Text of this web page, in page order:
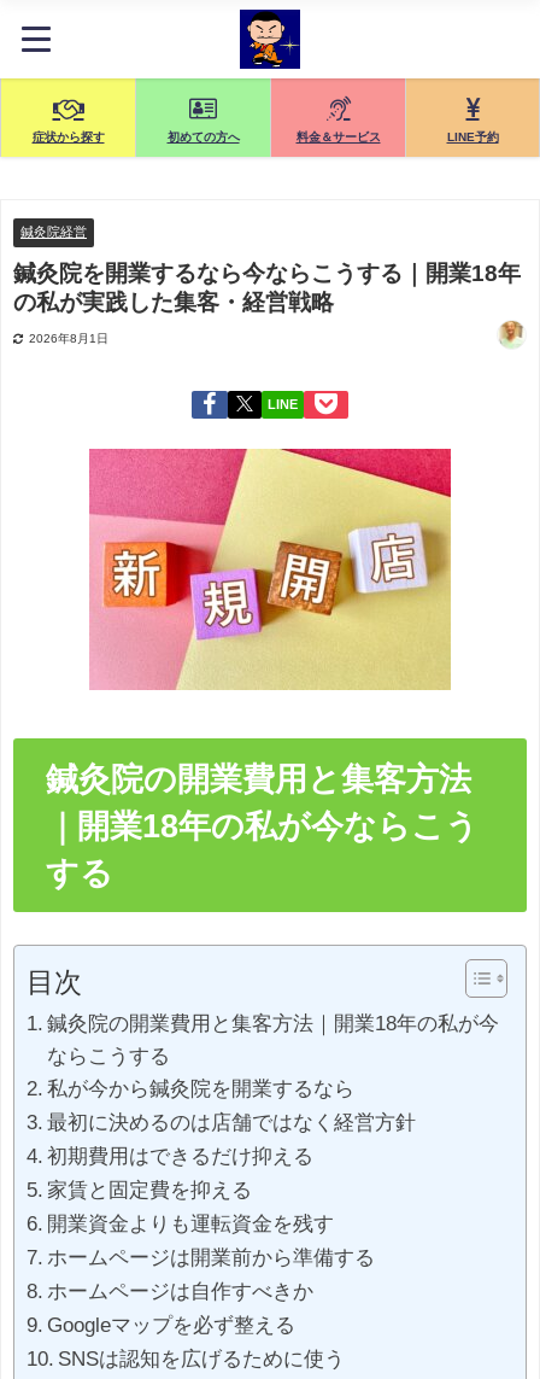
症状から探す 初めての方へ 料金＆サービス LINE予約
鍼灸院経営
鍼灸院を開業するなら今ならこうする｜開業18年
の私が実践した集客・経営戦略
2026年8月1日
LINE
鍼灸院の開業費用と集客方法
｜開業18年の私が今ならこう
する
目次
鍼灸院の開業費用と集客方法｜開業18年の私が今
ならこうする
私が今から鍼灸院を開業するなら
最初に決めるのは店舗ではなく経営方針
初期費用はできるだけ抑える
家賃と固定費を抑える
開業資金よりも運転資金を残す
ホームページは開業前から準備する
ホームページは自作すべきか
Googleマップを必ず整える
SNSは認知を広げるために使う